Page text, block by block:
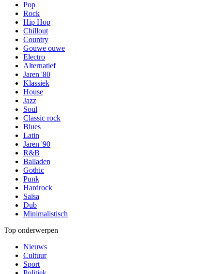
Pop
Rock
Hip Hop
Chillout
Country
Gouwe ouwe
Electro
Alternatief
Jaren '80
Klassiek
House
Jazz
Soul
Classic rock
Blues
Latin
Jaren '90
R&B
Balladen
Gothic
Punk
Hardrock
Salsa
Dub
Minimalistisch
Top onderwerpen
Nieuws
Cultuur
Sport